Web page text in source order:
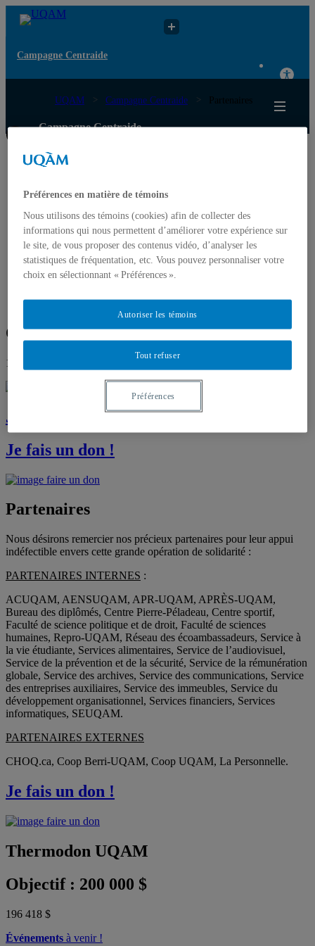
Campagne Centraide
UQAM Campagne Centraide Partenaires
Campagne Centraide
Accueil
Équipe
Faire un don
Comment donner?
À quoi sert votre don?
Fonds Défi des Leaders
Émission des reçus
Témoignages
Nous joindre
Nouvelles de l’heure !
Objectif : 200 000 $
196 418 $
Je donne
Je fais un don !
Partenaires
Nous désirons remercier nos précieux partenaires pour leur appui
indéfectible envers cette grande opération de solidarité :
PARTENAIRES INTERNES :
ACUQAM, AENSUQAM, APR-UQAM, APRÈS-UQAM,
Bureau des diplômés, Centre Pierre-Péladeau, Centre sportif,
Faculté de science politique et de droit, Faculté de sciences
humaines, Repro-UQAM, Réseau des écoambassadeurs, Service à
la vie étudiante, Services alimentaires, Service de l’audiovisuel,
Service de la prévention et de la sécurité, Service de la rémunération
globale, Service des archives, Service des communications, Service
des entreprises auxiliaires, Service des immeubles, Service du
développement organisationnel, Services financiers, Services
informatiques, SEUQAM.
PARTENAIRES EXTERNES
CHOQ.ca, Coop Berri-UQAM, Coop UQAM, La Personnelle.
Je fais un don !
Thermodon UQAM
Objectif : 200 000 $
196 418 $
Événements à venir !
Préférences en matière de témoins
Nous utilisons des témoins (cookies) afin de collecter des
informations qui nous permettent d’améliorer votre expérience sur
le site, de vous proposer des contenus vidéo, d’analyser les
statistiques de fréquentation, etc. Vous pouvez personnaliser votre
choix en sélectionnant « Préférences ».
Tout refuser
Autoriser les témoins
Préférences